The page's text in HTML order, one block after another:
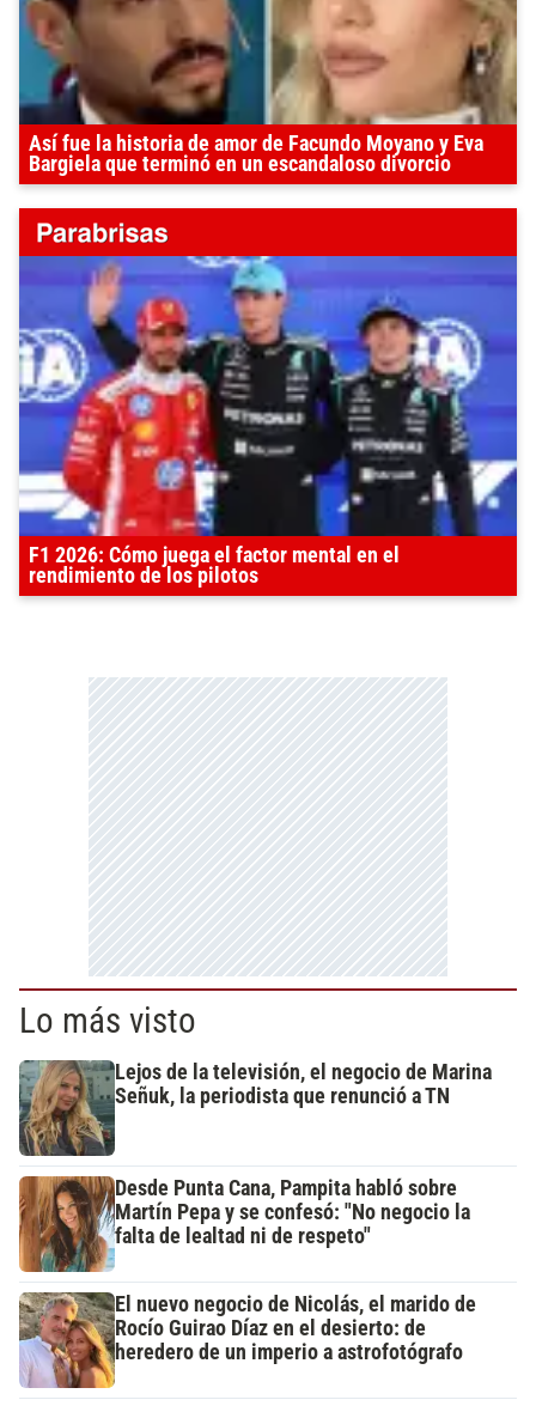
Así fue la historia de amor de Facundo Moyano y Eva
Bargiela que terminó en un escandaloso divorcio
F1 2026: Cómo juega el factor mental en el
rendimiento de los pilotos
Lo más visto
Lejos de la televisión, el negocio de Marina
Señuk, la periodista que renunció a TN
Desde Punta Cana, Pampita habló sobre
Martín Pepa y se confesó: "No negocio la
falta de lealtad ni de respeto"
El nuevo negocio de Nicolás, el marido de
Rocío Guirao Díaz en el desierto: de
heredero de un imperio a astrofotógrafo